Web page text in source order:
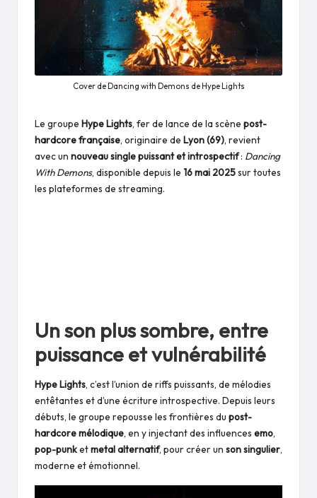
Cover de Dancing with Demons de Hype Lights
Le groupe Hype Lights, fer de lance de la scène post-
hardcore française, originaire de Lyon (69), revient
avec un nouveau single puissant et introspectif: Dancing
With Demons, disponible depuis le 16 mai 2025sur toutes
les plateformes de streaming.
Un son plus sombre, entre
puissance et vulnérabilité
Hype Lights, c’est l’union de riffs puissants, de mélodies
entêtantes et d’une écriture introspective. Depuis leurs
débuts, le groupe repousse les frontières du post-
hardcore mélodique, en y injectant des influences emo,
pop-punketmetal alternatif, pour créer un son singulier,
moderne et émotionnel.